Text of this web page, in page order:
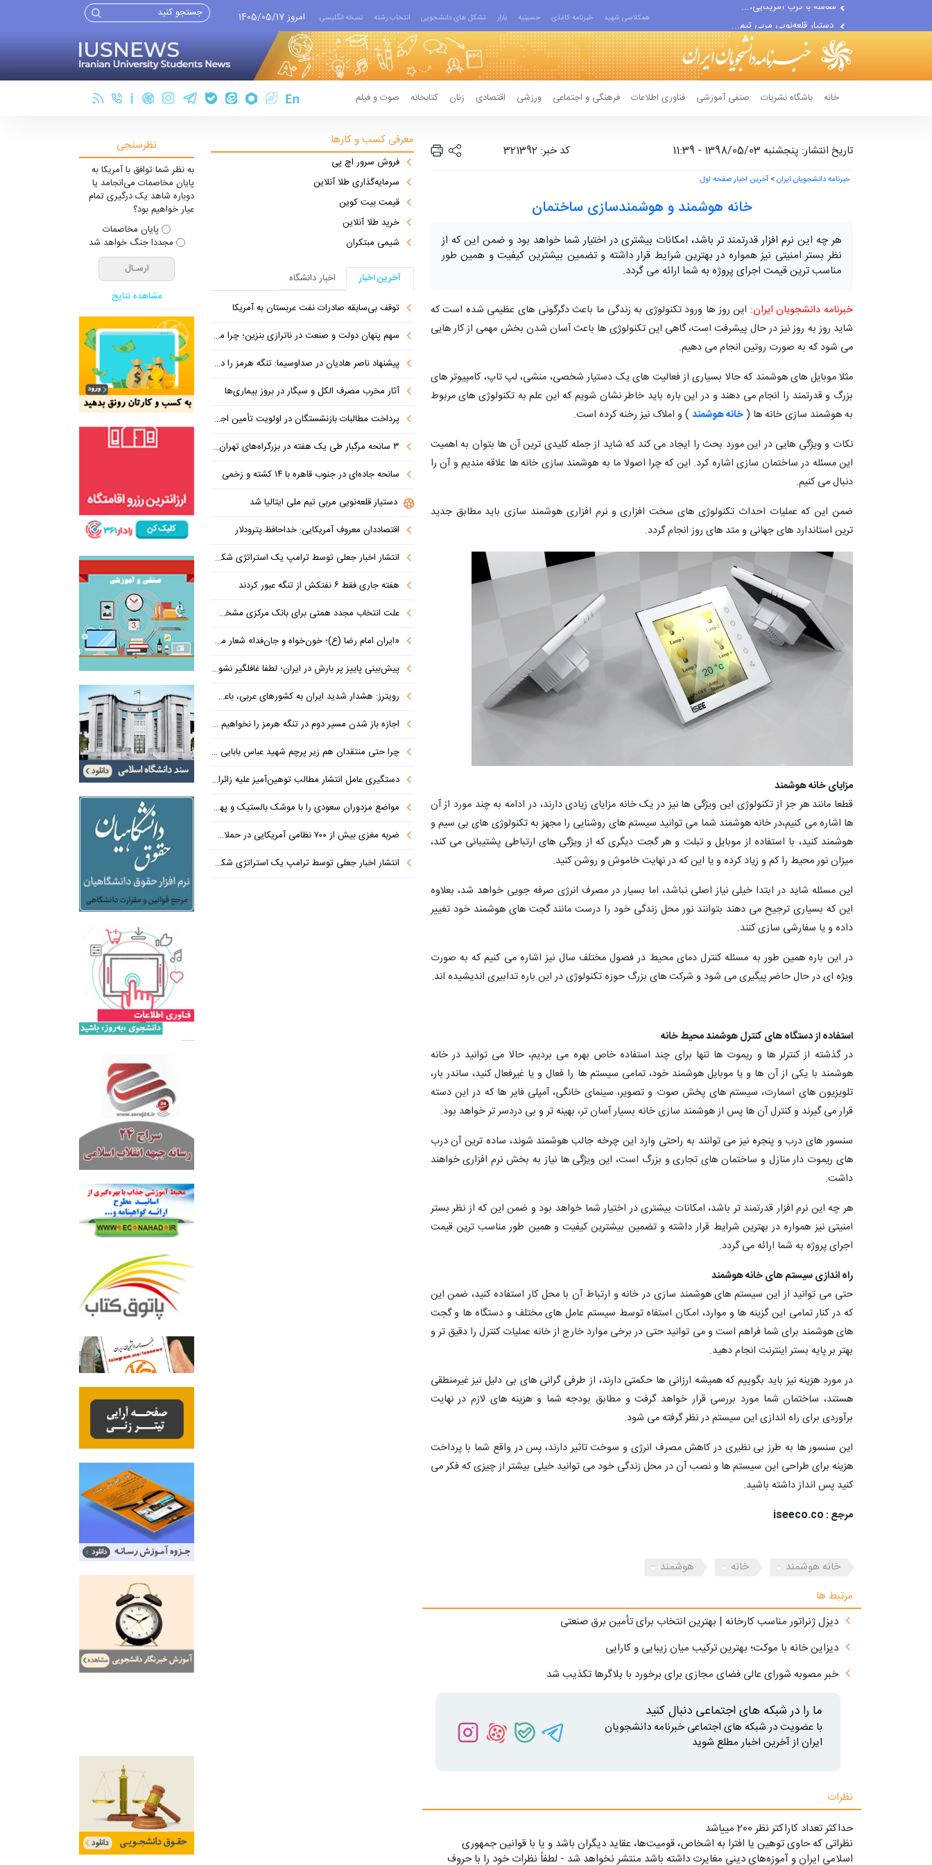
دستیار قلعه‌نویی مربی تیم...
اقتصاددان معروف آمریکایی:...
انتشار اخبار جعلی توسط...
همکلاسی شهید خبرنامه کاغذی حسینیه بازار تشکل های دانشجویی انتخاب رشته نسخه انگلیسی امروز 1405/05/17
خانه باشگاه نشریات صنفی آموزشی فناوری اطلاعات فرهنگی و اجتماعی ورزشی اقتصادی زنان کتابخانه صوت و فیلم
تاریخ انتشار: پنجشنبه 1398/05/03 - 11:39 کد خبر: 321392
خبرنامه دانشجویان ایران> آخرین اخبار صفحه اول
خانه هوشمند و هوشمندسازی ساختمان
هر چه این نرم افزار قدرتمند تر باشد، امکانات بیشتری در اختیار شما خواهد بود و ضمن این که از
نظر بستر امنیتی نیز همواره در بهترین شرایط قرار داشته و تضمین بیشترین کیفیت و همین طور
مناسب ترین قیمت اجرای پروژه به شما ارائه می گردد.
خبرنامه دانشجویان ایران: این روز ها ورود تکنولوژی به زندگی ما باعث دگرگونی های عظیمی شده است که
شاید روز به روز نیز در حال پیشرفت است، گاهی این تکنولوژی ها باعث آسان شدن بخش مهمی از کار هایی
می شود که به صورت روتین انجام می دهیم.
مثلا موبایل های هوشمند که حالا بسیاری از فعالیت های یک دستیار شخصی، منشی، لپ تاپ، کامپیوتر های
بزرگ و قدرتمند را انجام می دهند و در این باره باید خاطر نشان شویم که این علم به تکنولوژی های مربوط
به هوشمند سازی خانه ها (خانه هوشمند ) و املاک نیز رخنه کرده است.
نکات و ویژگی هایی در این مورد بحث را ایجاد می کند که شاید از جمله کلیدی ترین آن ها بتوان به اهمیت
این مسئله در ساختمان سازی اشاره کرد. این که چرا اصولا ما به هوشمند سازی خانه ها علاقه مندیم و آن را
دنبال می کنیم.
ضمن این که عملیات احداث تکنولوژی های سخت افزاری و نرم افزاری هوشمند سازی باید مطابق جدید
ترین استاندارد های جهانی و متد های روز انجام گردد.
مزایای خانه هوشمند
قطعا مانند هر جز از تکنولوژی این ویژگی ها نیز در یک خانه مزایای زیادی دارند، در ادامه به چند مورد از آن
ها اشاره می کنیم،در خانه هوشمند شما می توانید سیستم های روشنایی را مجهز به تکنولوژی های بی سیم و
هوشمند کنید، با استفاده از موبایل و تبلت و هر گجت دیگری که از ویژگی های ارتباطی پشتیبانی می کند،
میزان نور محیط را کم و زیاد کرده و یا این که در نهایت خاموش و روشن کنید.
این مسئله شاید در ابتدا خیلی نیاز اصلی نباشد، اما بسیار در مصرف انرژی صرفه جویی خواهد شد، بعلاوه
این که بسیاری ترجیح می دهند بتوانند نور محل زندگی خود را درست مانند گجت های هوشمند خود تغییر
داده و یا سفارشی سازی کنند.
در این باره همین طور به مسئله کنترل دمای محیط در فصول مختلف سال نیز اشاره می کنیم که به صورت
ویژه ای در حال حاضر پیگیری می شود و شرکت های بزرگ حوزه تکنولوژی در این باره تدابیری اندیشیده اند.
استفاده از دستگاه های کنترل هوشمند محیط خانه
در گذشته از کنترلر ها و ریموت ها تنها برای چند استفاده خاص بهره می بردیم، حالا می توانید در خانه
هوشمند با یکی از آن ها و یا موبایل هوشمند خود، تمامی سیستم ها را فعال و یا غیرفعال کنید، ساندر بار،
تلویزیون های اسمارت، سیستم های پخش صوت و تصویر، سینمای خانگی، آمپلی فایر ها که در این دسته
قرار می گیرند و کنترل آن ها پس از هوشمند سازی خانه بسیار آسان تر، بهینه تر و بی دردسر تر خواهد بود.
سنسور های درب و پنجره نیز می توانند به راحتی وارد این چرخه جالب هوشمند شوند، ساده ترین آن درب
های ریموت دار منازل و ساختمان های تجاری و بزرگ است، این ویژگی ها نیاز به بخش نرم افزاری خواهند
داشت.
هر چه این نرم افزار قدرتمند تر باشد، امکانات بیشتری در اختیار شما خواهد بود و ضمن این که از نظر بستر
امنیتی نیز همواره در بهترین شرایط قرار داشته و تضمین بیشترین کیفیت و همین طور مناسب ترین قیمت
اجرای پروژه به شما ارائه می گردد.
راه اندازی سیستم های خانه هوشمند
حتی می توانید از این سیستم های هوشمند سازی در خانه و ارتباط آن با محل کار استفاده کنید، ضمن این
که در کنار تمامی این گزینه ها و موارد، امکان استفاه توسط سیستم عامل های مختلف و دستگاه ها و گجت
های هوشمند برای شما فراهم است و می توانید حتی در برخی موارد خارج از خانه عملیات کنترل را دقیق تر و
بهتر بر پایه بستر اینترنت انجام دهید.
در مورد هزینه نیز باید بگوییم که همیشه ارزانی ها حکمتی دارند، از طرفی گرانی های بی دلیل نیز غیرمنطقی
هستند، ساختمان شما مورد بررسی قرار خواهد گرفت و مطابق بودجه شما و هزینه های لازم در نهایت
برآوردی برای راه اندازی این سیستم در نظر گرفته می شود.
این سنسور ها به طرز بی نظیری در کاهش مصرف انرژی و سوخت تاثیر دارند، پس در واقع شما با پرداخت
هزینه برای طراحی این سیستم ها و نصب آن در محل زندگی خود می توانید خیلی بیشتر از چیزی که فکر می
کنید پس انداز داشته باشید.
مرجع : iseeco.co
خانه هوشمند خانه
هوشمند
مرتبط ها
دیزل ژنراتور مناسب کارخانه | بهترین انتخاب برای تأمین برق صنعتی
دیزاین خانه با موکت؛ بهترین ترکیب میان زیبایی و کارایی
خبر مصوبه شورای عالی فضای مجازی برای برخورد با بلاگرها تکذیب شد
ما را در شبکه های اجتماعی دنبال کنید
با عضویت در شبکه های اجتماعی خبرنامه دانشجویان
ایران از آخرین اخبار مطلع شوید
نظرات
حداکثر تعداد کاراکتر نظر 200 ميياشد
نظراتی که حاوی توهین یا افترا به اشخاص، قومیت‌ها، عقاید دیگران باشد و یا با قوانین جمهوری
اسلامی ایران و آموزه‌های دینی مغایرت داشته باشد منتشر نخواهد شد - لطفاً نظرات خود را با حروف
معرفی کسب و کارها
فروش سرور اچ پی
سرمایه‌گذاری طلا آنلاین
قیمت بیت کوین
خرید طلا آنلاین
شیمی مبتکران
آخرین اخبار
اخبار دانشگاه
توقف بی‌سابقه صادرات نفت عربستان به آمریکا
سهم پنهان دولت و صنعت در ناترازی بنزین؛ چرا مردم مقصر اصلی نیستند؟
پیشنهاد ناصر هادیان در صداوسیما: تنگه هرمز را در ازای رفع تحریم معامله کنیم
آثار مخرب مصرف الکل و سیگار در بروز بیماری‌ها
پرداخت مطالبات بازنشستگان در اولویت تأمین اجتماعی؛ پیگیری برای تأمین منابع ادامه دارد
۳ سانحه مرگبار طی یک هفته در بزرگراه‌های تهران؛ هشدار دوباره به رانندگان و عابران
سانحه جاده‌ای در جنوب قاهره با ۱۴ کشته و زخمی
دستیار قلعه‌نویی مربی تیم ملی ایتالیا شد
اقتصاددان معروف آمریکایی: خداحافظ پترودلار
انتشار اخبار جعلی توسط ترامپ یک استراتژی شکست خورده است
هفته جاری فقط ۶ نفتکش از تنگه عبور کردند
علت انتخاب مجدد همتی برای بانک مرکزی مشخص شد: پزشکیان هنوز هم متوجه نشده است چرا همتی استیضاح شد!
«ایران امام رضا (ع)؛ خون‌خواه و جان‌فدا» شعار محوری دهه پایانی صفر شد
پیش‌بینی پاییز پر بارش در ایران؛ لطفا غافلگیر نشوید
رویترز: هشدار شدید ایران به کشورهای عربی، باعث توقف حمله آمریکا شد
اجازه باز شدن مسیر دوم در تنگه هرمز را نخواهیم داد
چرا حتی منتقدان هم زیر پرچم شهید عباس بابایی ایستادند؟
دستگیری عامل انتشار مطالب توهین‌آمیز علیه زائران اربعین در فضای مجازی
مواضع مزدوران سعودی را با موشک بالستیک و پهپاد در هم شکستیم
ضربه مغزی بیش از ۷۰۰ نظامی آمریکایی در حملات ایران
انتشار اخبار جعلی توسط ترامپ یک استراتژی شکست خورده است
نظرسنجی
به نظر شما توافق با آمریکا به
پایان مخاصمات می‌انجامد یا
دوباره شاهد یک درگیری تمام
عیار خواهیم بود؟
پایان مخاصمات
مجددا جنگ خواهد شد
مشاهده نتایج